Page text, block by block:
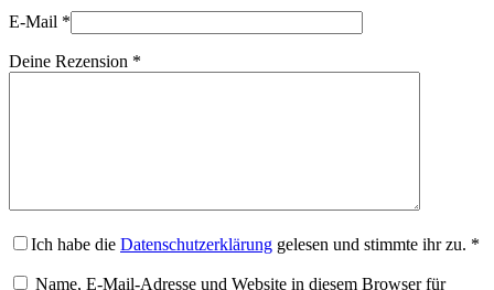
E-Mail *
Deine Rezension *
Ich habe die Datenschutzerklärung gelesen und stimmte ihr zu. *
Name, E-Mail-Adresse und Website in diesem Browser für